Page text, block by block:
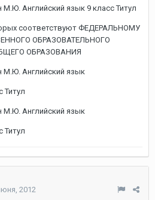
Английский язык 9 класс Титул
соответствуют ФЕДЕРАЛЬНОМУ
ОБРАЗОВАТЕЛЬНОГО
ОБРАЗОВАНИЯ
М.Ю. Английский язык
Титул
М.Ю. Английский язык
Титул
2012